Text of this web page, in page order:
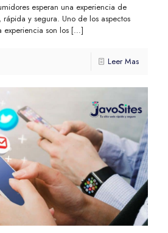
esperan una experiencia de
y segura. Uno de los aspectos
experiencia son los […]
Leer Mas